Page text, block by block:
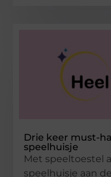
Drie keer must-
speelhuisje
Met speeltoestel
speelhuisje aan